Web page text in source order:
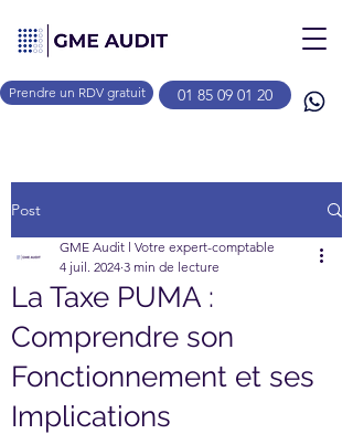
Prendre un RDV gratuit 01 85 09 01 20
Post
La Taxe PUMA :
Comprendre son
Fonctionnement et ses
Implications
GME Audit l Votre expert-comptable
4 juil. 2024 3 min de lecture